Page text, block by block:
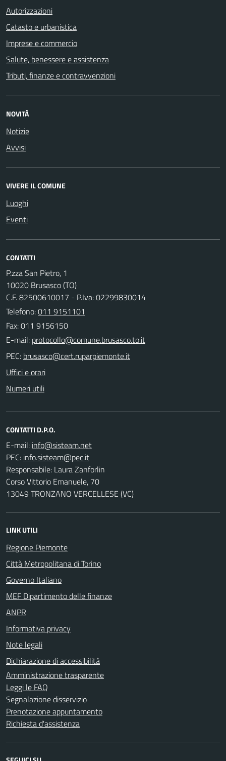
Autorizzazioni
Catasto e urbanistica
Imprese e commercio
Salute, benessere e assistenza
Tributi, finanze e contravvenzioni
NOVITÀ
Notizie
Avvisi
VIVERE IL COMUNE
Luoghi
Eventi
CONTATTI
P.zza San Pietro, 1
10020 Brusasco (TO)
C.F. 82500610017 - P.Iva: 02299830014
Telefono:011 9151101
Fax: 011 9156150
E-mail:
PEC:
Uffici e orari
Numeri utili
CONTATTI D.P.O.
E-mail:
PEC:
Responsabile: Laura Zanforlin
Corso Vittorio Emanuele, 70
13049 TRONZANO VERCELLESE (VC)
LINK UTILI
Regione Piemonte
Città Metropolitana di Torino
Governo Italiano
MEF Dipartimento delle finanze
ANPR
Informativa privacy
Note legali
Dichiarazione di accessibilità
Amministrazione trasparente
Leggi le FAQ
Segnalazione disservizio
Prenotazione appuntamento
Richiesta d'assistenza